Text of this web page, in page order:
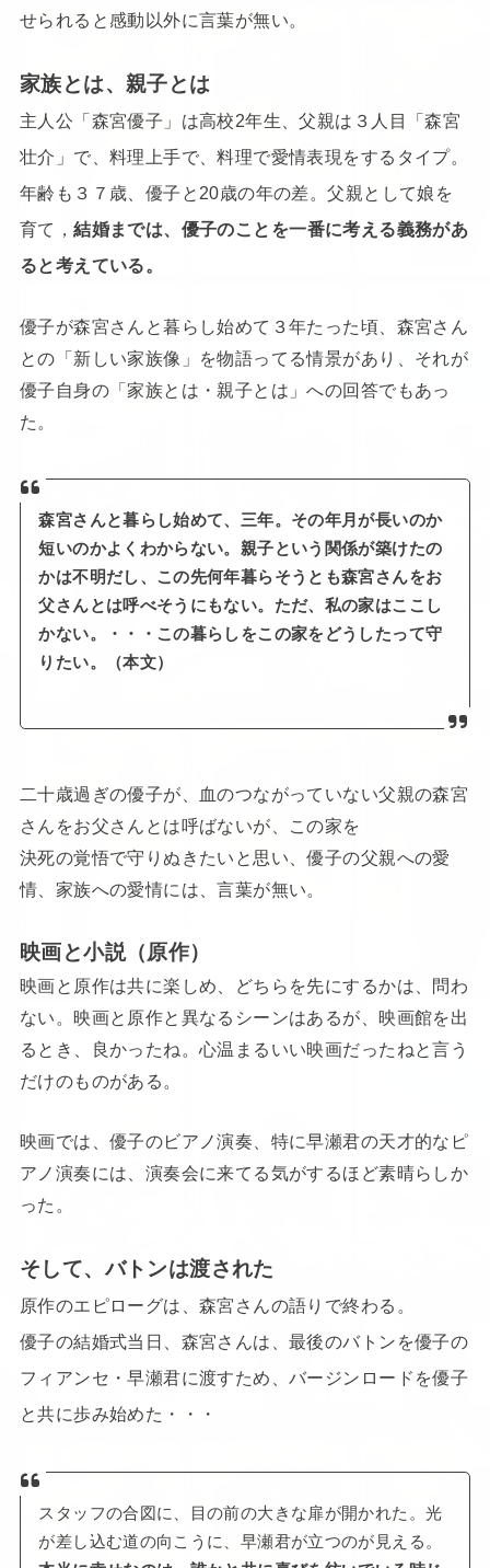
せられると感動以外に言葉が無い。
家族とは、親子とは
主人公「森宮優子」は高校2年生、父親は３人目「森宮
壮介」で、料理上手で、料理で愛情表現をするタイプ。
年齢も３７歳、優子と20歳の年の差。父親として娘を
育て，結婚までは、優子のことを一番に考える義務があ
ると考えている。
優子が森宮さんと暮らし始めて３年たった頃、森宮さん
との「新しい家族像」を物語ってる情景があり、それが
優子自身の「家族とは・親子とは」への回答でもあっ
た。
森宮さんと暮らし始めて、三年。その年月が長いのか
短いのかよくわからない。親子という関係が築けたの
かは不明だし、この先何年暮らそうとも森宮さんをお
父さんとは呼べそうにもない。ただ、私の家はここし
かない。・・・この暮らしをこの家をどうしたって守
りたい。（本文）
二十歳過ぎの優子が、血のつながっていない父親の森宮
さんをお父さんとは呼ばないが、この家を
決死の覚悟で守りぬきたいと思い、優子の父親への愛
情、家族への愛情には、言葉が無い。
映画と小説（原作）
映画と原作は共に楽しめ、どちらを先にするかは、問わ
ない。映画と原作と異なるシーンはあるが、映画館を出
るとき、良かったね。心温まるいい映画だったねと言う
だけのものがある。
映画では、優子のビアノ演奏、特に早瀬君の天才的なピ
アノ演奏には、演奏会に来てる気がするほど素晴らしか
った。
そして、バトンは渡された
原作のエピローグは、森宮さんの語りで終わる。
優子の結婚式当日、森宮さんは、最後のバトンを優子の
フィアンセ・早瀬君に渡すため、バージンロードを優子
と共に歩み始めた・・・
スタッフの合図に、目の前の大きな扉が開かれた。光
が差し込む道の向こうに、早瀬君が立つのが見える。